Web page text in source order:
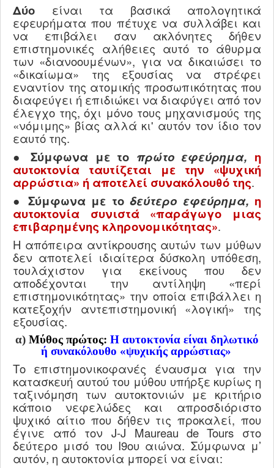
Δύο είναι τα βασικά απολογητικά
εφευρήματα που πέτυχε να συλλάβει και
να επιβάλει σαν ακλόνητες δήθεν
επιστημονικές αλήθειες αυτό το άθυρμα
των «διανοουμένων», για να δικαιώσει το
«δικαίωμα» της εξουσίας να στρέφει
εναντίον της ατομικής προσωπικότητας που
διαφεύγει ή επιδιώκει να διαφύγει από τον
έλεγχο της, όχι μόνο τους μηχανισμούς της
«νόμιμης» βίας αλλά κι' αυτόν τον ίδιο τον
εαυτό της.
●Σύμφωνα με το πρώτο εφεύρημα, η
αυτοκτονία ταυτίζεται με την «ψυχική
αρρώστια» ή αποτελεί συνακόλουθό της.
● Σύμφωνα με τοδεύτερο εφεύρημα, η
αυτοκτονία συνιστά «παράγωγο μιας
επιβαρημένης κληρονομικότητας».
H απόπειρα αντίκρουσης αυτών των μύθων
δεν αποτελεί ιδιαίτερα δύσκολη υπόθεση,
τουλάχιστον για εκείνους που δεν
αποδέχονται την αντίληψη «περί
επιστημονικότητας» την οποία επιβάλλει η
κατεξοχήν αντεπιστημονική «λογική» της
εξουσίας.
α) Μύθος πρώτος: Η αυτοκτονία είναι δηλωτικό
ή συνακόλουθο «ψυχικής αρρώστιας»
Το επιστημονικοφανές έναυσμα για την
κατασκευή αυτού του μύθου υπήρξε κυρίως η
ταξινόμηση των αυτοκτονιών με κριτήριο
κάποιο νεφελώδες και απροσδιόριστο
ψυχικό αίτιο που δήθεν τις προκαλεί, που
έγινε από τονJ-J Maureau de Toursστο
δεύτερο μισό του Ι9ου αιώνα. Σύμφωνα μ’
αυτόν, η αυτοκτονία μπορεί να είναι: